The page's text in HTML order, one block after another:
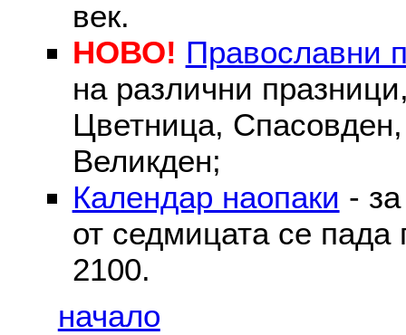
век.
НОВО! Православни
на различни
Цветница, Спасовден,
Великден;
Календар наопаки -
от седмицата се пада
2100.
начало